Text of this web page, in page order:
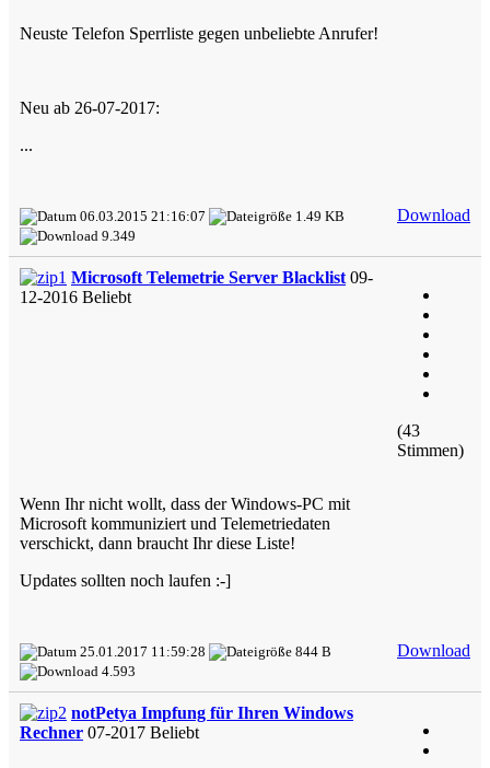
Neuste Telefon Sperrliste gegen unbeliebte Anrufer!
Neu ab 26-07-2017:
...
06.03.2015 21:16:07
1.49 KB
9.349
Download
Microsoft Telemetrie Server Blacklist 09-
12-2016 Beliebt
(43
Stimmen)
Wenn Ihr nicht wollt, dass der Windows-PC mit
Microsoft kommuniziert und Telemetriedaten
verschickt, dann braucht Ihr diese Liste!
Updates sollten noch laufen :-]
25.01.2017 11:59:28
844 B
4.593
Download
notPetya Impfung für Ihren Windows
Rechner 07-2017 Beliebt